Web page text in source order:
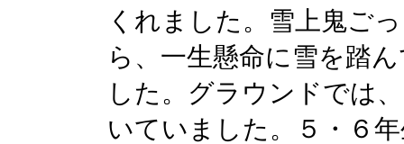
くれました。雪上鬼ご
ら、一生懸命に雪を踏
した。グラウンドでは
いていました。５・６